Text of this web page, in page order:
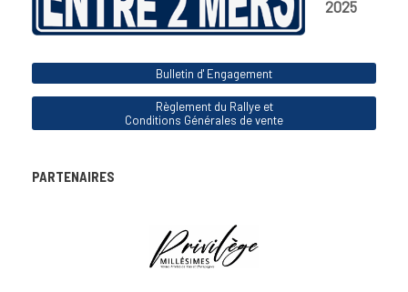
2025
Bulletin d' Engagement
Règlement du Rallye et
Conditions Générales de vente
PARTENAIRES